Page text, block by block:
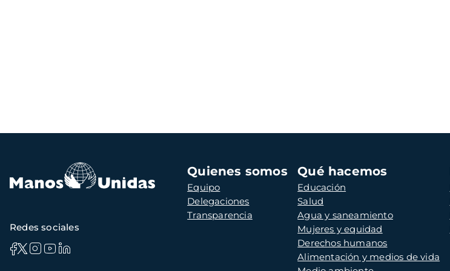
Navegación
principal
Quienes somos
Equipo
Delegaciones
Transparencia
Qué hacemos
Educación
Salud
Agua y saneamiento
Mujeres y equidad
Derechos humanos
Alimentación y medios de vida
Redes sociales